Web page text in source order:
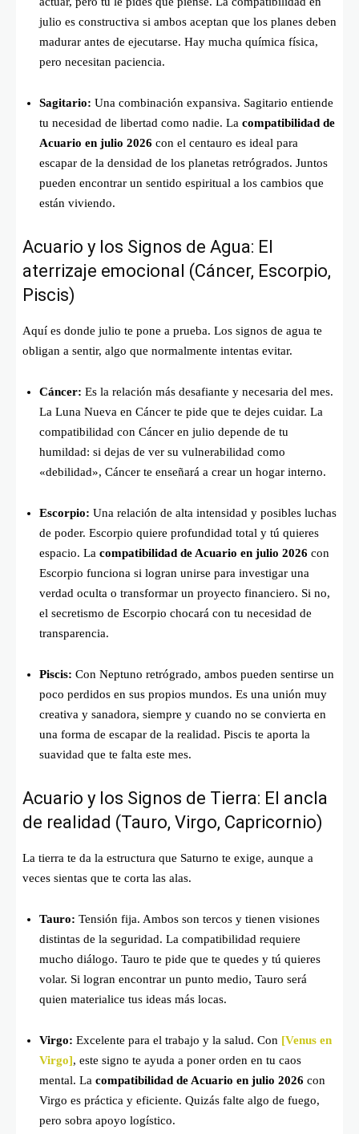
julio es constructiva si ambos aceptan que los planes deben
madurar antes de ejecutarse. Hay mucha química física,
pero necesitan paciencia.
Sagitario: Una combinación expansiva. Sagitario entiende
tu necesidad de libertad como nadie. La compatibilidad de
Acuario en julio 2026 con el centauro es ideal para
escapar de la densidad de los planetas retrógrados. Juntos
pueden encontrar un sentido espiritual a los cambios que
están viviendo.
Acuario y los Signos de Agua: El
aterrizaje emocional (Cáncer, Escorpio,
Piscis)
Aquí es donde julio te pone a prueba. Los signos de agua te
obligan a sentir, algo que normalmente intentas evitar.
Cáncer: Es la relación más desafiante y necesaria del mes.
La Luna Nueva en Cáncer te pide que te dejes cuidar. La
compatibilidad con Cáncer en julio depende de tu
humildad: si dejas de ver su vulnerabilidad como
«debilidad», Cáncer te enseñará a crear un hogar interno.
Escorpio: Una relación de alta intensidad y posibles luchas
de poder. Escorpio quiere profundidad total y tú quieres
espacio. La compatibilidad de Acuario en julio 2026 con
Escorpio funciona si logran unirse para investigar una
verdad oculta o transformar un proyecto financiero. Si no,
el secretismo de Escorpio chocará con tu necesidad de
transparencia.
Piscis: Con Neptuno retrógrado, ambos pueden sentirse un
poco perdidos en sus propios mundos. Es una unión muy
creativa y sanadora, siempre y cuando no se convierta en
una forma de escapar de la realidad. Piscis te aporta la
suavidad que te falta este mes.
Acuario y los Signos de Tierra: El ancla
de realidad (Tauro, Virgo, Capricornio)
La tierra te da la estructura que Saturno te exige, aunque a
veces sientas que te corta las alas.
Tauro: Tensión fija. Ambos son tercos y tienen visiones
distintas de la seguridad. La compatibilidad requiere
mucho diálogo. Tauro te pide que te quedes y tú quieres
volar. Si logran encontrar un punto medio, Tauro será
quien materialice tus ideas más locas.
Virgo: Excelente para el trabajo y la salud. Con [Venus en
Virgo], este signo te ayuda a poner orden en tu caos
mental. La compatibilidad de Acuario en julio 2026 con
Virgo es práctica y eficiente. Quizás falte algo de fuego,
pero sobra apoyo logístico.